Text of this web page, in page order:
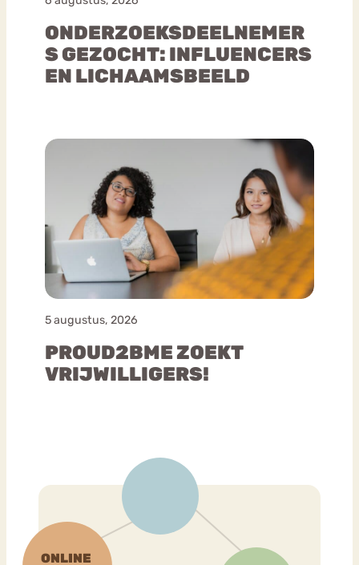
ONDERZOEKSDEELNEMER
S GEZOCHT: INFLUENCERS
EN LICHAAMSBEELD
5 augustus, 2026
PROUD2BME ZOEKT
VRIJWILLIGERS!